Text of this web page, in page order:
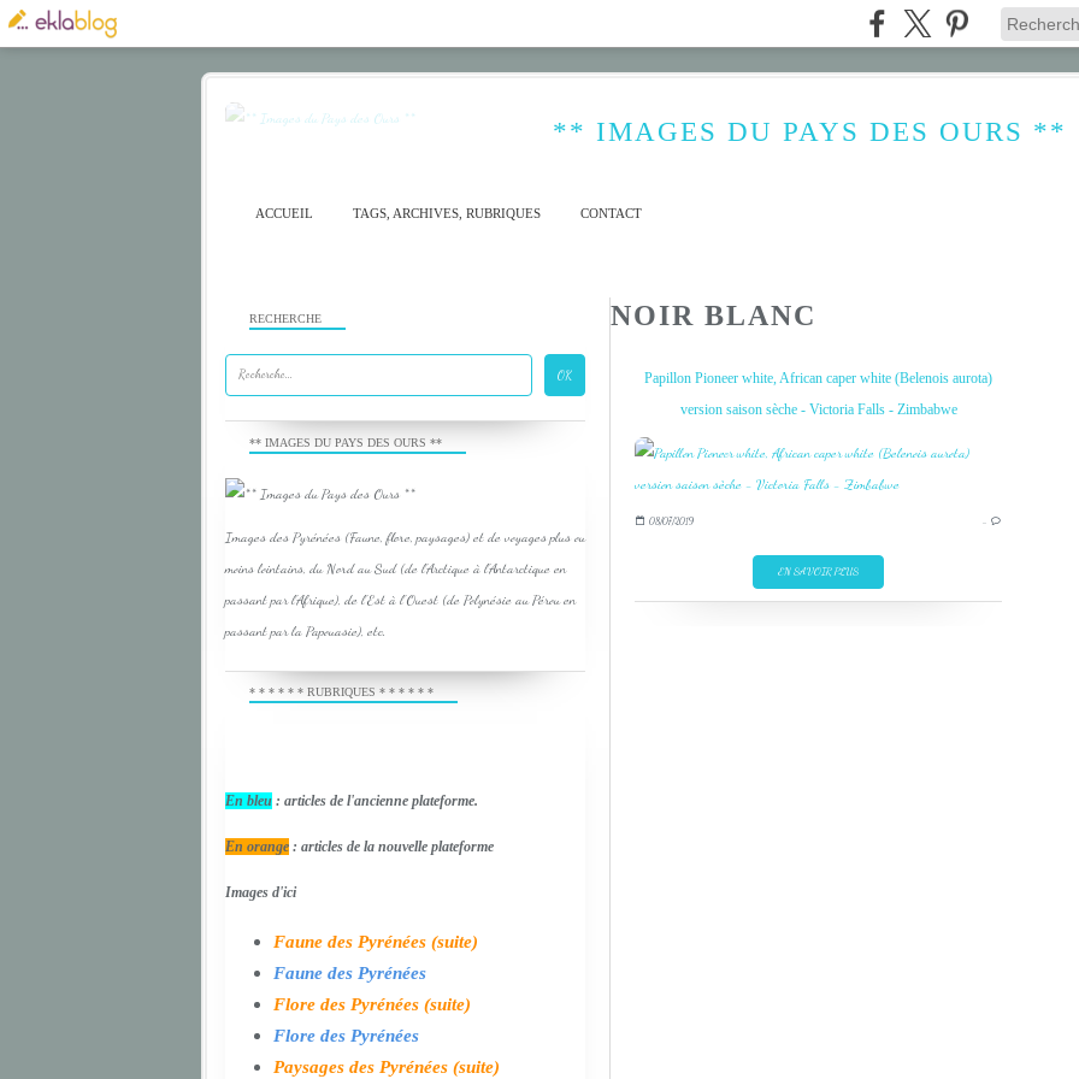
** IMAGES DU PAYS DES OURS **
ACCUEIL TAGS, ARCHIVES, RUBRIQUES CONTACT
NOIR BLANC
Papillon Pioneer white, African caper white (Belenois aurota)
version saison sèche - Victoria Falls - Zimbabwe
08/07/2019 …
EN SAVOIR PLUS
RECHERCHE
** IMAGES DU PAYS DES OURS **
Images des Pyrénées (Faune, flore, paysages) et de voyages plus ou
moins lointains, du Nord au Sud (de l'Arctique à l'Antarctique en
passant par l'Afrique), de l'Est à l'Ouest (de Polynésie au Pérou en
passant par la Papouasie), etc.
* * * * * * RUBRIQUES * * * * * *
En bleu : articles de l'ancienne plateforme.
En orange : articles de la nouvelle plateforme
Images d'ici
Faune des Pyrénées (suite)
Faune des Pyrénées
Flore des Pyrénées (suite)
Flore des Pyrénées
Paysages des Pyrénées (suite)